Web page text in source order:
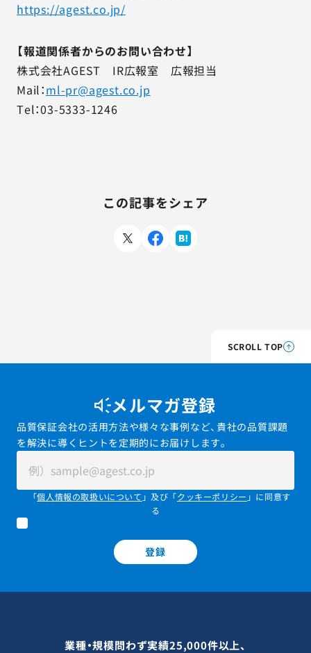
https://agest.co.jp/
【報道関係者からのお問い合わせ】
株式会社AGEST IR広報室 広報担当
Mail：ml-pr@agest.co.jp
Tel：03-5333-1246
この記事をシェア
SCROLL TOP
メルマガ登録
品質保証会社の活用方法や様々な事例など、貴社の品質課題
を解決に導くヒントを定期的にお届けします。
「個人情報の取扱いについて 」及び「クッキーポリシー 」に同意す
る
登録
業種・規模問わず実績25,000件以上、